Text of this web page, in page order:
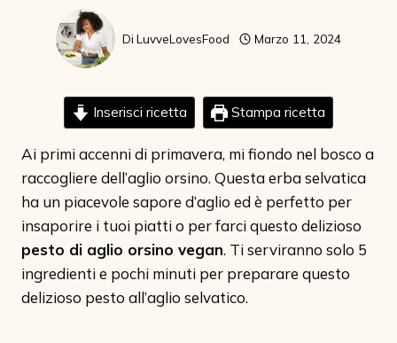
Di LuvveLovesFood Marzo 11, 2024
Inserisci ricetta Stampa ricetta
Ai primi accenni di primavera, mi fiondo nel bosco a
raccogliere dell’aglio orsino. Questa erba selvatica
ha un piacevole sapore d’aglio ed è perfetto per
insaporire i tuoi piatti o per farci questo delizioso
pesto di aglio orsino vegan. Ti serviranno solo 5
ingredienti e pochi minuti per preparare questo
delizioso pesto all’aglio selvatico.